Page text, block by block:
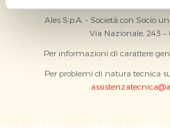
Ales S.p.A. - Società con Socio
Via Nazionale, 243
Per informazioni di carattere
Per problemi di natura tecnica